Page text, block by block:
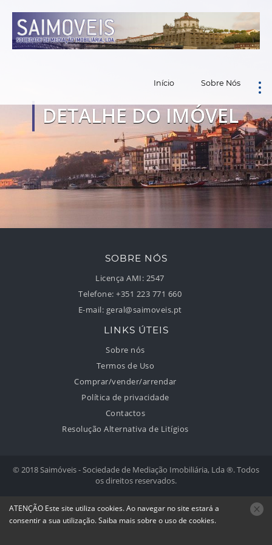
ATENÇÃO Este site utiliza cookies. Ao navegar no site estará a
consentir a sua utilização.Saiba mais sobre o uso de cookies.
Início Sobre Nós
DETALHE DO IMÓVEL
SOBRE NÓS
Licença AMI: 2547
Telefone: +351 223 771 660
E-mail: geral@saimoveis.pt
LINKS ÚTEIS
Sobre nós
Termos de Uso
Comprar/vender/arrendar
Política de privacidade
Contactos
Resolução Alternativa de Litígios
© 2018 Saimóveis - Sociedade de Mediação Imobiliária, Lda ®. Todos
os direitos reservados.